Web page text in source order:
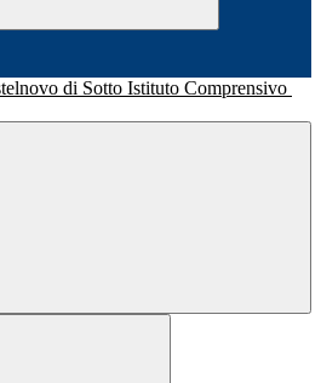
Istituto Comprensivo